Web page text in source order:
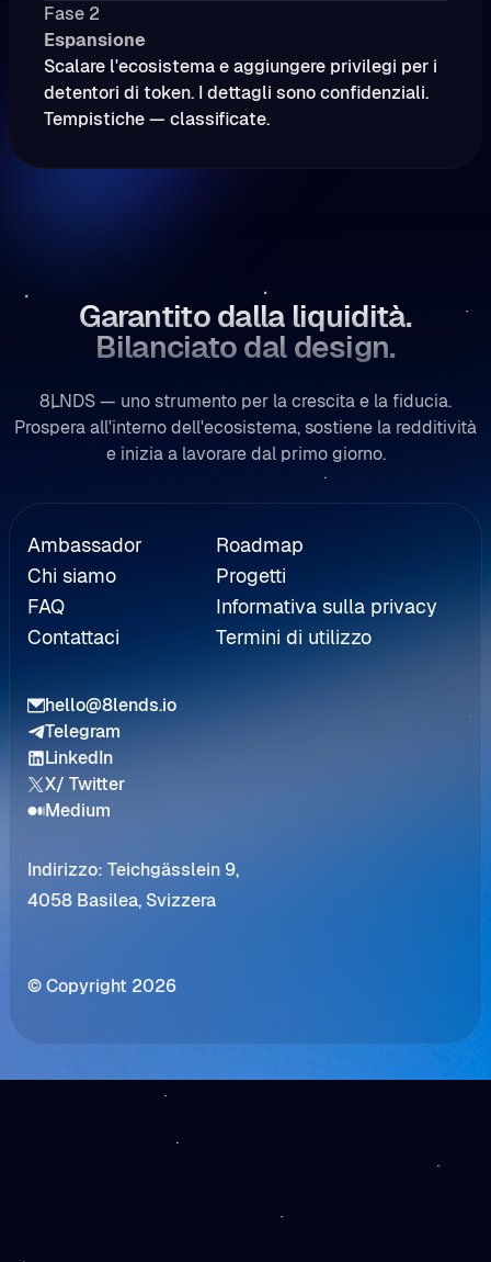
Fase 2
Espansione
Scalare l'ecosistema e aggiungere privilegi per i
detentori di token. I dettagli sono confidenziali.
Tempistiche — classificate.
Garantito dalla liquidità.
Bilanciato dal design.
8LNDS — uno strumento per la crescita e la fiducia.
Prospera all'interno dell'ecosistema, sostiene la redditività
e inizia a lavorare dal primo giorno.
Ambassador
Chi siamo
FAQ
Contattaci
Roadmap
Progetti
Informativa sulla privacy
Termini di utilizzo
hello@8lends.io
Telegram
LinkedIn
X/ Twitter
Medium
Indirizzo: Teichgässlein 9,
4058 Basilea, Svizzera
© Copyright 2026